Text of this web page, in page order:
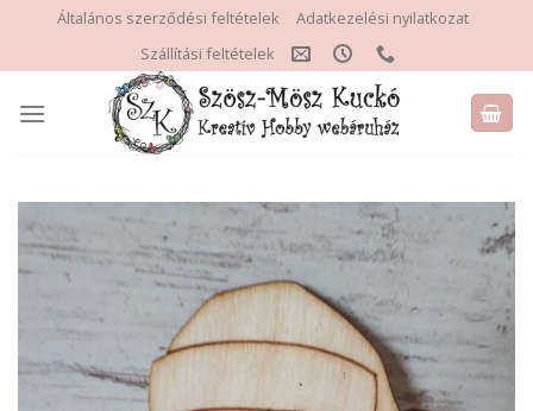
content
Általános szerződési feltételek
Adatkezelési nyilatkozat
Szállítási feltételek